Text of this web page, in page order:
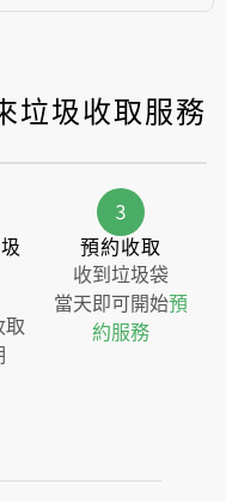
垃圾收取服務
取
預約收取
收到垃圾袋
當天即可開始預
約服務